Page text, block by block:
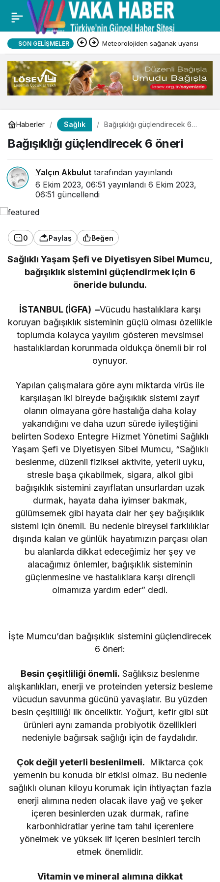
SON GELIŞMELER Meteorolojiden sağanak uyarısı
Haberler Sağlık
Bağışıklığı güçlendirecek 6
Bağışıklığı güçlendirecek 6 öneri
Yalçın Akbulut tarafından yayınlandı
6 Ekim 2023, 06:51 yayınlandı 6 Ekim 2023,
06:51 güncellendi
0 Paylaş Beğen
Sağlıklı Yaşam Şefi ve Diyetisyen Sibel Mumcu,
bağışıklık sistemini güçlendirmek için 6
öneride bulundu.
İSTANBUL (İGFA) –Vücudu hastalıklara karşı
koruyan bağışıklık sisteminin güçlü olması özellikle
toplumda kolayca yayılım gösteren mevsimsel
hastalıklardan korunmada oldukça önemli bir rol
oynuyor.
Yapılan çalışmalara göre aynı miktarda virüs ile
karşılaşan iki bireyde bağışıklık sistemi zayıf
olanın olmayana göre hastalığa daha kolay
yakandığını ve daha uzun sürede iyileştiğini
belirten Sodexo Entegre Hizmet Yönetimi Sağlıklı
Yaşam Şefi ve Diyetisyen Sibel Mumcu, “Sağlıklı
beslenme, düzenli fiziksel aktivite, yeterli uyku,
stresle başa çıkabilmek, sigara, alkol gibi
bağışıklık sistemini zayıflatan unsurlardan uzak
durmak, hayata daha iyimser bakmak,
gülümsemek gibi hayata dair her şey bağışıklık
sistemi için önemli. Bu nedenle bireysel farklılıklar
dışında kalan ve günlük hayatımızın parçası olan
bu alanlarda dikkat edeceğimiz her şey ve
alacağımız önlemler, bağışıklık sisteminin
güçlenmesine ve hastalıklara karşı dirençli
olmamıza yardım eder” dedi.
İşte Mumcu’dan bağışıklık sistemini güçlendirecek
6 öneri:
Besin çeşitliliği önemli. Sağlıksız beslenme
alışkanlıkları, enerji ve proteinden yetersiz besleme
vücudun savunma gücünü yavaşlatır. Bu yüzden
besin çeşitliliği ilk önceliktir. Yoğurt, kefir gibi süt
ürünleri aynı zamanda probiyotik özellikleri
nedeniyle bağırsak sağlığı için de faydalıdır.
Çok değil yeterli beslenilmeli.
Miktarca çok
yemenin bu konuda bir etkisi olmaz. Bu nedenle
sağlıklı olunan kiloyu korumak için ihtiyaçtan fazla
enerji alımına neden olacak ilave yağ ve şeker
içeren besinlerden uzak durmak, rafine
karbonhidratlar yerine tam tahıl içerenlere
yönelmek ve yüksek lif içeren besinleri tercih
etmek önemlidir.
Vitamin ve mineral alımına dikkat